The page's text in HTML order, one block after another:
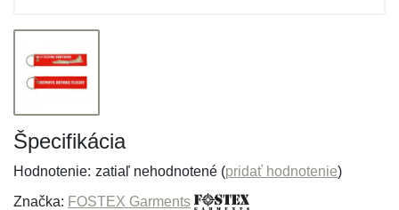
Špecifikácia
Hodnotenie: zatiaľ nehodnotené (pridať hodnotenie)
Značka: FOSTEX Garments